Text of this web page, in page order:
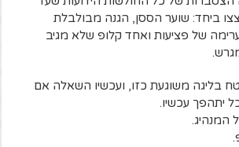
ביחד: שוער הססן, הגנה מבולבלת
של פציעות ואחד קלופ שלא מגיב
בליגה משוגעת כזו, ועכשיו השאלה אם
יתהפך עכשיו.
המנהיג.